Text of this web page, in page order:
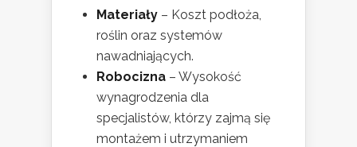
Materiały – Koszt podłoża,
roślin oraz systemów
nawadniających.
Robocizna – Wysokość
wynagrodzenia dla
specjalistów, którzy zajmą się
montażem i utrzymaniem